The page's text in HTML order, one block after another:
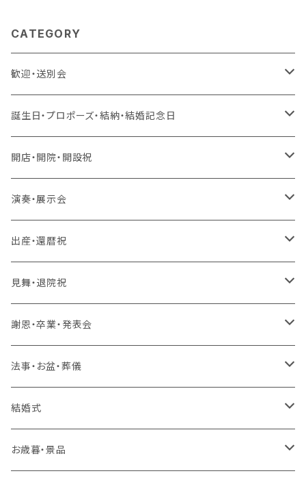
CATEGORY
歓迎・送別会
生花 アレンジ、花束、バルーン
生花 アレンジ、バルーン
生花 アレンジ
造花 アレンジ、花束、バルーン
ラスティング 花束、枯れない花
ラスティング アレンジ、枯れない花
バルーンのみ
誕生日・プロポーズ・結納・結婚記念日
生花 アレンジ、花束、バルーン
生花 アレンジ、バルーン
生花 アレンジ
造花 アレンジ、花束、バルーン
ラスティング 花束、枯れない花
ラスティング アレンジ、枯れない花
スタンド 生花
スタンド 生花、バルーン
バルーンのみ
プロポーズ ラスティングフラワー
開店・開院・開設祝
生花 アレンジ、花束、バルーン
生花 アレンジ、バルーン
生花 アレンジ
造花 アレンジ、花束、バルーン
ラスティング 花束、枯れない花
ラスティング アレンジ、枯れない花
スタンド 生花
スタンド 生花、バルーン
バルーンのみ
演奏・展示会
生花 アレンジ、花束、バルーン
生花 アレンジ、バルーン
生花 アレンジ
造花 アレンジ、花束、バルーン
ラスティング 花束、枯れない花
ラスティング アレンジ、枯れない花
スタンド 生花
スタンド 生花、バルーン
出産・還暦祝
生花 アレンジ、花束、バルーン
生花 アレンジ、バルーン
生花 アレンジ
造花 アレンジ、花束、バルーン
ラスティング 花束、枯れない花
ラスティング アレンジ、枯れない花
スタンド 生花
見舞・退院祝
生花 アレンジ、花束、バルーン
生花 アレンジ、バルーン
生花 アレンジ
造花 アレンジ、花束、バルーン
ラスティング 花束、枯れない花
ラスティング アレンジ、枯れない花
謝恩・卒業・発表会
生花 アレンジ、花束、バルーン
生花 アレンジ、バルーン
生花 アレンジ
造花 アレンジ、花束、バルーン
ラスティング 花束、枯れない花
法事・お盆・葬儀
生花 アレンジ、花束、バルーン
生花 アレンジ、バルーン
造花 アレンジ、花束、バルーン
結婚式
生花 アレンジ、花束、バルーン
お歳暮・景品